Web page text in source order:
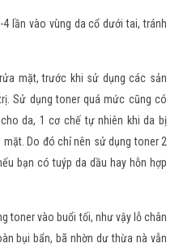
lần vào vùng da cổ dưới tai, tránh
mặt, trước khi sử dụng các sản
Sử dụng toner quá mức cũng có
da, 1 cơ chế tự nhiên khi da bị
Do đó chỉ nên sử dụng toner 2
bạn có tuýp da dầu hay hỗn hợp
toner vào buổi tối, như vậy lỗ chân
bụi bẩn, bã nhờn dư thừa nà vẫn